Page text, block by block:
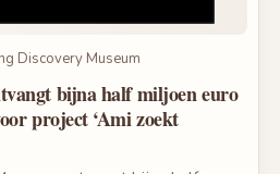
Discovery Museum
bijna half miljoen euro
project ‘Ami zoekt